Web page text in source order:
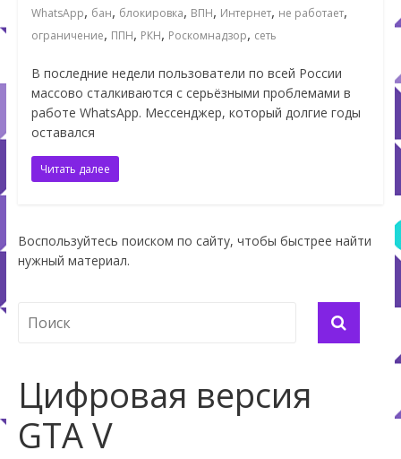
WhatsApp, бан, блокировка, ВПН, Интернет, не работает,
ограничение, ППН, РКН, Роскомнадзор, сеть
В последние недели пользователи по всей России
массово сталкиваются с серьёзными проблемами в
работе WhatsApp. Мессенджер, который долгие годы
оставался
Читать далее
Воспользуйтесь поиском по сайту, чтобы быстрее найти
нужный материал.
Цифровая версия
GTA V